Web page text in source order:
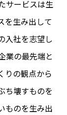
サービスは生
を生み出して
入社を志望し
業の最先端と
りの観点から
ち壊すものを
ものを生み出